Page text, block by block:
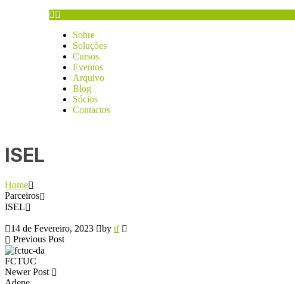
Sobre
Soluções
Cursos
Eventos
Arquivo
Blog
Sócios
Contactos
ISEL
Home
Parceiros
ISEL
14 de Fevereiro, 2023 by tf
Previous Post
FCTUC
Newer Post